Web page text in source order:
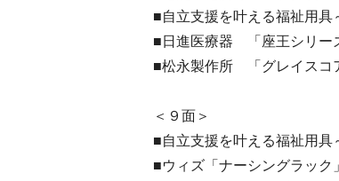
■自立支援を叶える福祉用
■日進医療器 「座王シリー
■松永製作所 「グレイスコ
＜９面＞
■自立支援を叶える福祉用具
■ウィズ「ナーシングラック